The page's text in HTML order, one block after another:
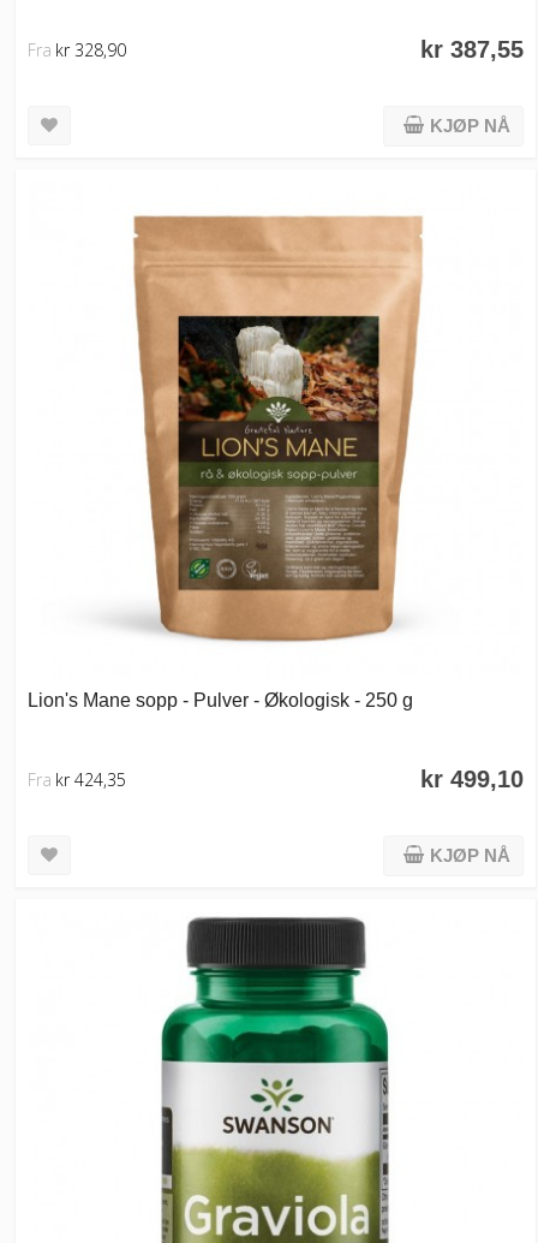
kr 387,55
Fra kr 328,90
KJØP NÅ
Lion's Mane sopp - Pulver - Økologisk - 250 g
kr 499,10
Fra kr 424,35
KJØP NÅ